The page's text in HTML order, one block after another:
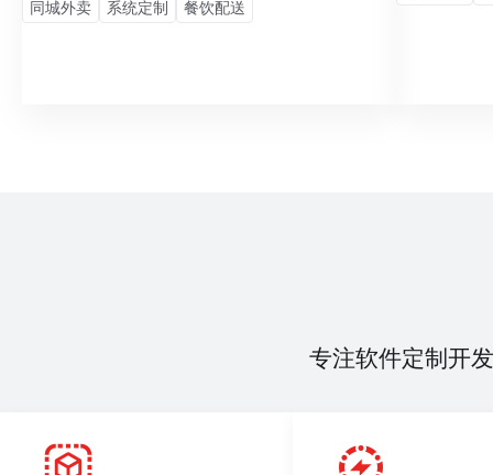
同城外卖
系统定制 餐饮配送
专注软件定制开